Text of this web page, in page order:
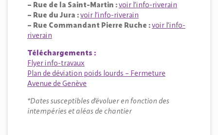
– Rue de la Saint-Martin : voir l’info-riverain
– Rue du Jura : voir l’info-riverain
– Rue Commandant Pierre Ruche : voir l’info-
riverain
Téléchargements :
Flyer info-travaux
Plan de déviation poids lourds – Fermeture
Avenue de Genève
*Dates susceptibles d’évoluer en fonction des
intempéries et aléas de chantier